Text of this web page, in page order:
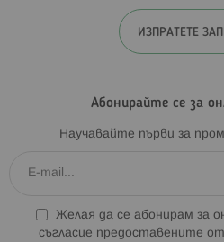
ИЗПРАТЕТЕ
Абонирайте се за
Научавайте първи за
Желая да се абонирам за
съгласие предоставените